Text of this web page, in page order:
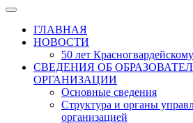
ГЛАВНАЯ
НОВОСТИ
50 лет
СВЕДЕНИЯ ОБ
ОРГАНИЗАЦИИ
Основные сведения
Структура и органы
организацией